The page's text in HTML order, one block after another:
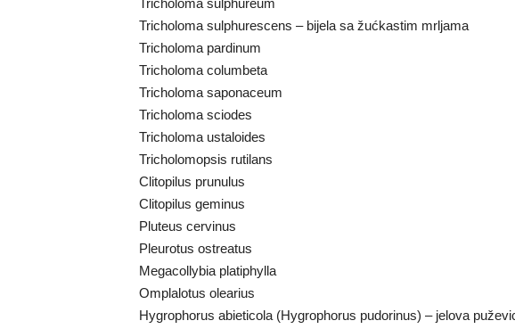
Tricholoma sulphureum
Tricholoma sulphurescens – bijela sa žućkastim mrljama
Tricholoma pardinum
Tricholoma columbeta
Tricholoma saponaceum
Tricholoma sciodes
Tricholoma ustaloides
Tricholomopsis rutilans
Clitopilus prunulus
Clitopilus geminus
Pluteus cervinus
Pleurotus ostreatus
Megacollybia platiphylla
Omplalotus olearius
Hygrophorus abieticola (Hygrophorus pudorinus) – jelova